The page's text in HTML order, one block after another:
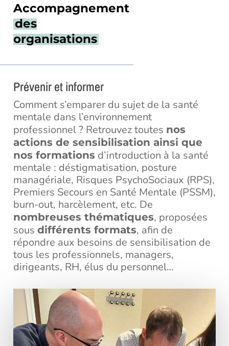
Accompagnement
des
organisations
Prévenir et informer
Comment s’emparer du sujet de la santé
mentale dans l’environnement
professionnel ? Retrouvez toutes nos
actions de sensibilisation ainsi que
nos formations d’introduction à la santé
mentale : déstigmatisation, posture
managériale, Risques PsychoSociaux (RPS),
Premiers Secours en Santé Mentale (PSSM),
burn-out, harcèlement, etc. De
nombreuses thématiques, proposées
sous différents formats, afin de
répondre aux besoins de sensibilisation de
tous les professionnels, managers,
dirigeants, RH, élus du personnel…